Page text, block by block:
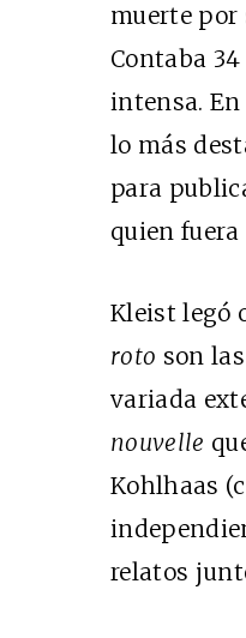
muerte por
Contaba
intensa.
lo más
para
quien
Kleist legó
roto son
variada
nouvelle
Kohlhaas
relatos